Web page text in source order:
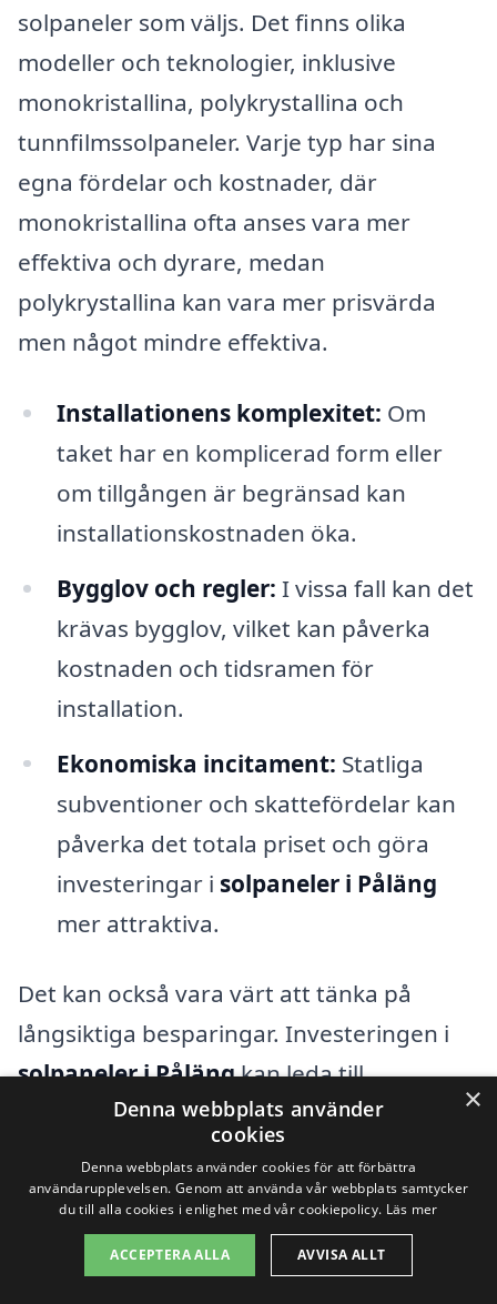
solpaneler som väljs. Det finns olika
modeller och teknologier, inklusive
monokristallina, polykrystallina och
tunnfilmssolpaneler. Varje typ har sina
egna fördelar och kostnader, där
monokristallina ofta anses vara mer
effektiva och dyrare, medan
polykrystallina kan vara mer prisvärda
men något mindre effektiva.
Installationens komplexitet: Om
taket har en komplicerad form eller
om tillgången är begränsad kan
installationskostnaden öka.
Bygglov och regler: I vissa fall kan det
krävas bygglov, vilket kan påverka
kostnaden och tidsramen för
installation.
Ekonomiska incitament: Statliga
subventioner och skattefördelar kan
påverka det totala priset och göra
investeringar i solpaneler i Påläng
mer attraktiva.
Det kan också vara värt att tänka på
långsiktiga besparingar. Investeringen i
solpaneler i Pålängkan leda till
betydande kostnadsbesparingar på
olika anbud och alternativ från
installationsexperter kan du hitta det
bästa erbjudandet för dina behov.
×
Denna webbplats använder
cookies
Denna webbplats använder cookies för att förbättra
användarupplevelsen. Genom att använda vår webbplats samtycker
du till alla cookies i enlighet med vår cookiepolicy. Läs mer
ACCEPTERA ALLA AVVISA ALLT